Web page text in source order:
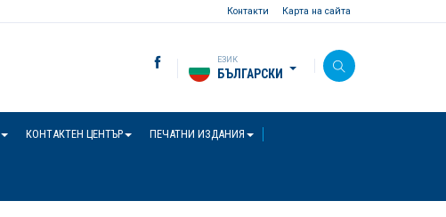
Контакти Карта на сайта
ЕЗИК
БЪЛГАРСКИ
КОНТАКТЕН ЦЕНТЪР ПЕЧАТНИ ИЗДАНИЯ